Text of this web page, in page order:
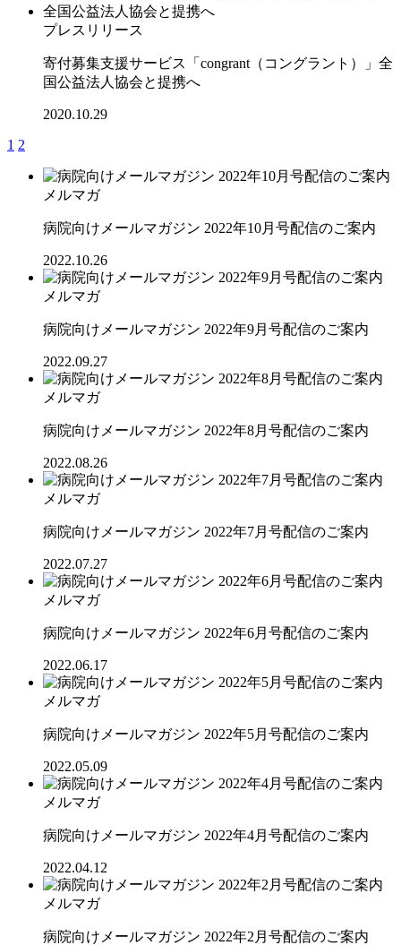
プレスリリース
寄付募集支援サービス「congrant（コングラント）」全
国公益法人協会と提携へ
2020.10.29
1 2
メルマガ
病院向けメールマガジン 2022年10月号配信のご案内
2022.10.26
メルマガ
病院向けメールマガジン 2022年9月号配信のご案内
2022.09.27
メルマガ
病院向けメールマガジン 2022年8月号配信のご案内
2022.08.26
メルマガ
病院向けメールマガジン 2022年7月号配信のご案内
2022.07.27
メルマガ
病院向けメールマガジン 2022年6月号配信のご案内
2022.06.17
メルマガ
病院向けメールマガジン 2022年5月号配信のご案内
2022.05.09
メルマガ
病院向けメールマガジン 2022年4月号配信のご案内
2022.04.12
メルマガ
病院向けメールマガジン 2022年2月号配信のご案内